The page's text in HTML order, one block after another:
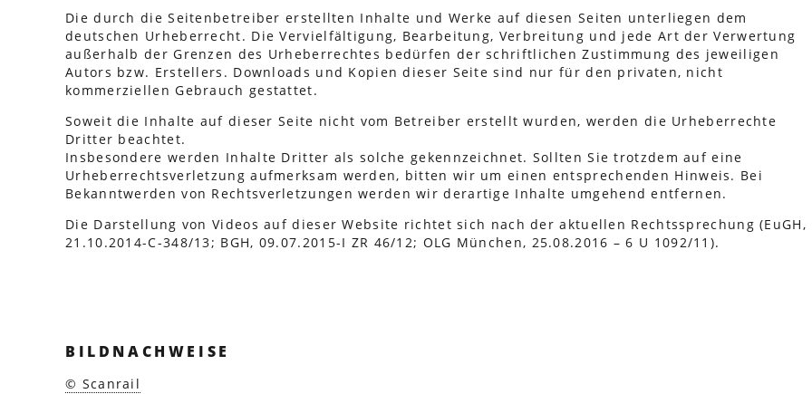
Die durch die Seitenbetreiber erstellten Inhalte und Werke auf diesen Seiten unterliegen dem
deutschen Urheberrecht. Die Vervielfältigung, Bearbeitung, Verbreitung und jede Art der Verwertung
außerhalb der Grenzen des Urheberrechtes bedürfen der schriftlichen Zustimmung des jeweiligen
Autors bzw. Erstellers. Downloads und Kopien dieser Seite sind nur für den privaten, nicht
kommerziellen Gebrauch gestattet.
Soweit die Inhalte auf dieser Seite nicht vom Betreiber erstellt wurden, werden die Urheberrechte
Dritter beachtet.
Insbesondere werden Inhalte Dritter als solche gekennzeichnet. Sollten Sie trotzdem auf eine
Urheberrechtsverletzung aufmerksam werden, bitten wir um einen entsprechenden Hinweis. Bei
Bekanntwerden von Rechtsverletzungen werden wir derartige Inhalte umgehend entfernen.
Die Darstellung von Videos auf dieser Website richtet sich nach der aktuellen Rechtssprechung (EuGH,
21.10.2014-C-348/13; BGH, 09.07.2015-I ZR 46/12; OLG München, 25.08.2016 – 6 U 1092/11).
BILDNACHWEISE
© Scanrail